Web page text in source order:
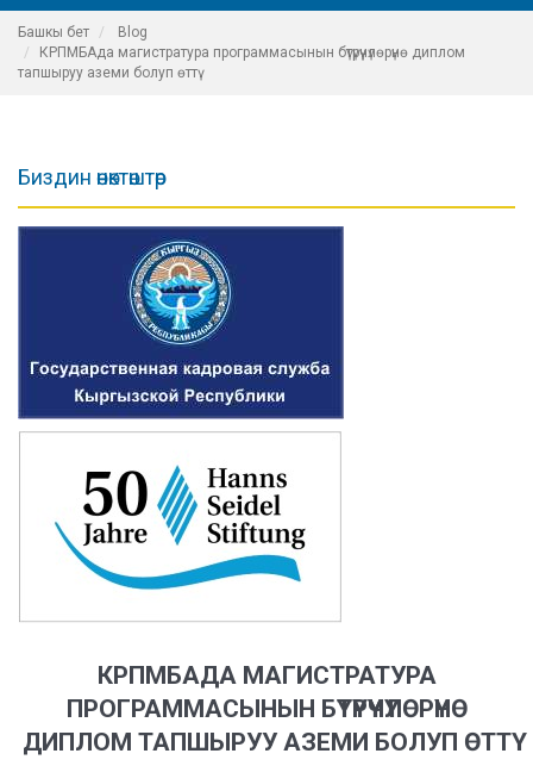
Башкы бет
Blog
КРПМБАда магистратура программасынын бүтүрүүчүлөрүнө диплом
тапшыруу аземи болуп өттү
Биздин өнөктөштөр
КРПМБАДА МАГИСТРАТУРА
ПРОГРАММАСЫНЫН БҮТҮРҮҮЧҮЛӨРҮНӨ
ДИПЛОМ ТАПШЫРУУ АЗЕМИ БОЛУП ӨТТҮ